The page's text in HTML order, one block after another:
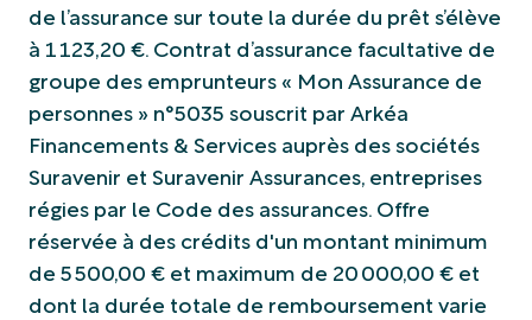
de l’assurance sur toute la durée du prêt s’élève
à 1 123,20 €. Contrat d’assurance facultative de
groupe des emprunteurs « Mon Assurance de
personnes » n°5035 souscrit par Arkéa
Financements & Services auprès des sociétés
Suravenir et Suravenir Assurances, entreprises
régies par le Code des assurances. Offre
réservée à des crédits d'un montant minimum
de 5 500,00 € et maximum de 20 000,00 € et
dont la durée totale de remboursement varie